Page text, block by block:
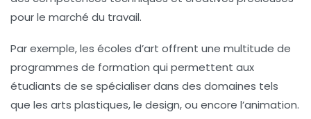
pour le marché du travail.
Par exemple, les écoles d’art offrent une multitude de
programmes de formation qui permettent aux
étudiants de se spécialiser dans des domaines tels
que les arts plastiques, le design, ou encore l’animation.